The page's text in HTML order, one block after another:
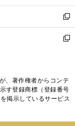
開
く
ウ
で
開
く
ン
ド
ウ
で
ウ
ィ
ン
ド
く
新
し
い
ド
ウ
で
新
ィ
ン
ド
、著作権者からコンテ
す登録商標（登録番号
掲示しているサービス